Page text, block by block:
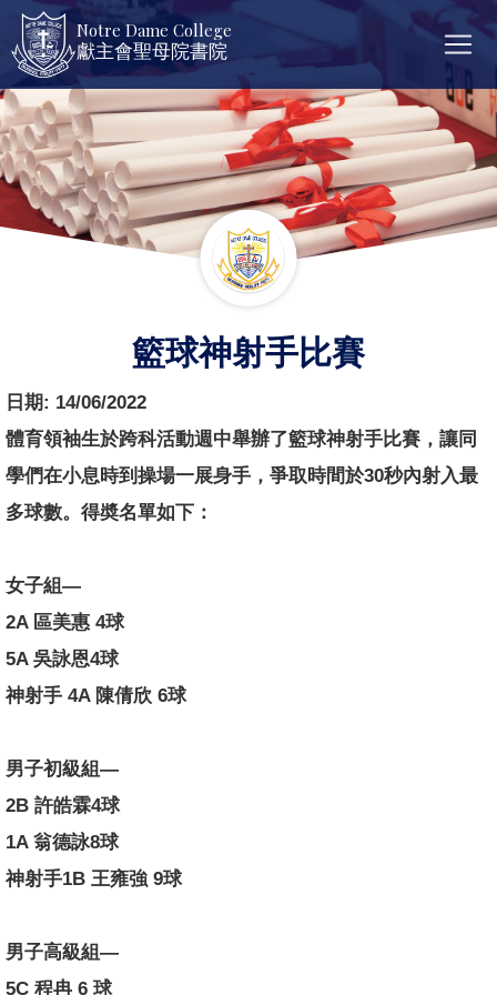
Notre Dame College
獻主會聖母院書院
籃球神射手比賽
日期: 14/06/2022
體育領袖生於跨科活動週中舉辦了籃球神射手比賽，讓同
學們在小息時到操場一展身手，爭取時間於30秒內射入最
多球數。得奬名單如下：
女子組—
2A 區美惠 4球
5A 吳詠恩4球
神射手 4A 陳倩欣 6球
男子初級組—
2B 許皓霖4球
1A 翁德詠8球
神射手1B 王雍強 9球
男子高級組—
5C 程冉 6 球